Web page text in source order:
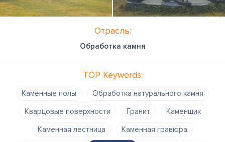
Отрасль:
Обработка камня
TOP Keywords:
Каменные полы
Обработка натурального камня
Кварцовые поверхности
Гранит
Kаменщик
Каменная лестница
Каменная гравюра